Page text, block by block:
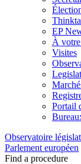
EP
À
Visites
Portail
Observatoire
Parlement européen
Find a procedure